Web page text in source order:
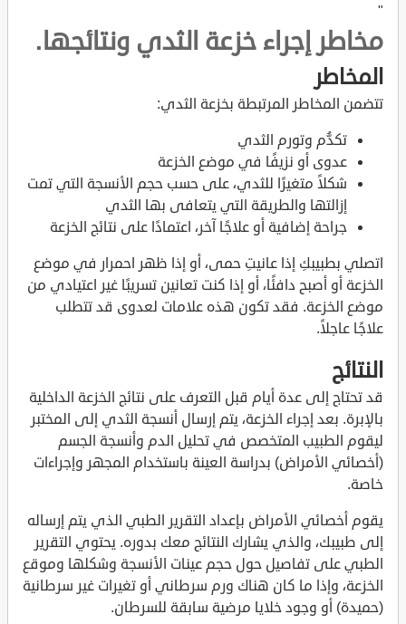
"
مخاطر إجراء خزعة الثدي ونتائجها.
المخاطر
تتضمن المخاطر المرتبطة بخزعة الثدي:
تكدُّم وتورم الثدي
عدوى أو نزيفًا في موضع الخزعة
شكلاً متغيرًا للثدي، على حسب حجم الأنسجة التي تمت
إزالتها والطريقة التي يتعافى بها الثدي
جراحة إضافية أو علاجًا آخر، اعتمادًا على نتائج الخزعة
اتصلي بطبيبكِ إذا عانيتِ حمى، أو إذا ظهر احمرار في موضع
الخزعة أو أصبح دافئًا، أو إذا كنت تعانين تسريبًا غير اعتيادي من
موضع الخزعة. فقد تكون هذه علامات لعدوى قد تتطلب
علاجًا عاجلاً.
النتائج
قد تحتاج إلى عدة أيام قبل التعرف على نتائج الخزعة الداخلية
بالإبرة. بعد إجراء الخزعة، يتم إرسال أنسجة الثدي إلى المختبر
ليقوم الطبيب المتخصص في تحليل الدم وأنسجة الجسم
(أخصائي الأمراض) بدراسة العينة باستخدام المجهر وإجراءات
خاصة.
يقوم أخصائي الأمراض بإعداد التقرير الطبي الذي يتم إرساله
إلى طبيبك، والذي يشارك النتائج معك بدوره. يحتوي التقرير
الطبي على تفاصيل حول حجم عينات الأنسجة وشكلها وموقع
الخزعة، وإذا ما كان هناك ورم سرطاني أو تغيرات غير سرطانية
(حميدة) أو وجود خلايا مرضية سابقة للسرطان.